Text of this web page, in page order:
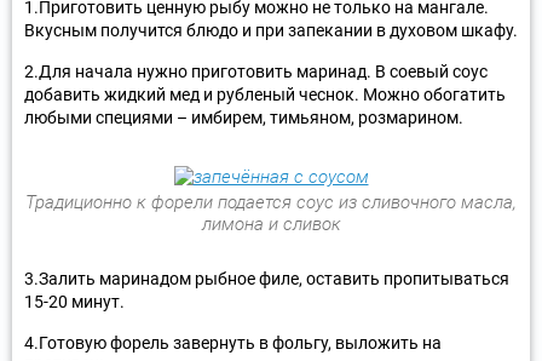
1.Приготовить ценную рыбу можно не только на мангале.
Вкусным получится блюдо и при запекании в духовом шкафу.
2.Для начала нужно приготовить маринад. В соевый соус
добавить жидкий мед и рубленый чеснок. Можно обогатить
любыми специями – имбирем, тимьяном, розмарином.
Традиционно к форели подается соус из сливочного масла,
лимона и сливок
3.Залить маринадом рыбное филе, оставить пропитываться
15-20 минут.
4.Готовую форель завернуть в фольгу, выложить на